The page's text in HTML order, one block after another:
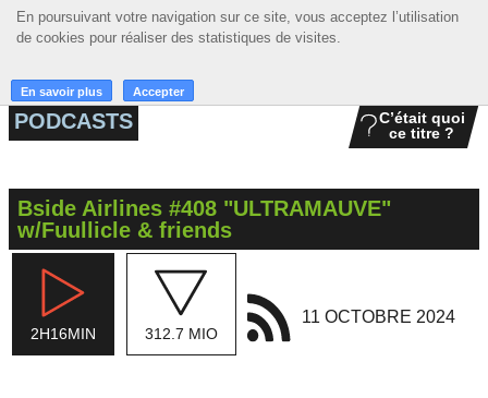
En poursuivant votre navigation sur ce site, vous acceptez l’utilisation
de cookies pour réaliser des statistiques de visites.
En savoir plus Accepter
En poursuivant votre navigation sur ce site, vous acceptez l’utilisation
de cookies pour réaliser des statistiques de visites.
En savoir plus Accepter
☰ MENU
ACCUEIL
GRILLE
MUSIQUE
ACTIONS
LA RADIO
PODCASTS
C’était quoi
ce titre ?
Bside Airlines #408 "ULTRAMAUVE"
w/Fuullicle & friends
2H16MIN 312.7 MIO
11 OCTOBRE 2024